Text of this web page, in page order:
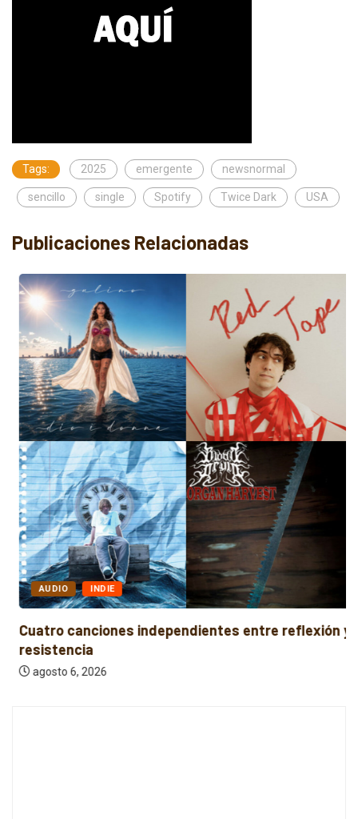
Tags: 2025 emergente newsnormal
sencillo single Spotify Twice Dark USA
Publicaciones Relacionadas
AUDIO INDIE
Cuatro canciones independientes entre reflexión y
resistencia
agosto 6, 2026